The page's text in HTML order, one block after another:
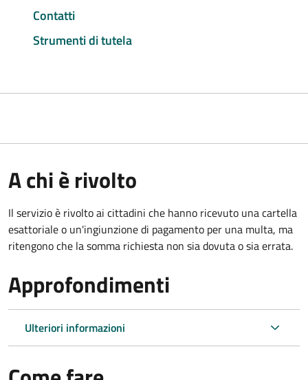
Contatti
Strumenti di tutela
A chi è rivolto
Il servizio è rivolto ai cittadini che hanno ricevuto una cartella
esattoriale o un'ingiunzione di pagamento per una multa, ma
ritengono che la somma richiesta non sia dovuta o sia errata.
Approfondimenti
Ulteriori informazioni